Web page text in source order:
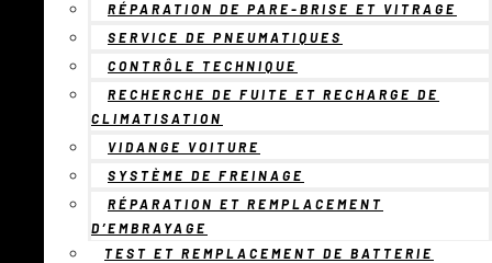
RÉPARATION DE PARE-BRISE ET VITRAGE
SERVICE DE PNEUMATIQUES
CONTRÔLE TECHNIQUE
RECHERCHE DE FUITE ET RECHARGE DE
CLIMATISATION
VIDANGE VOITURE
SYSTÈME DE FREINAGE
RÉPARATION ET REMPLACEMENT
D’EMBRAYAGE
TEST ET REMPLACEMENT DE BATTERIE